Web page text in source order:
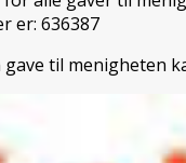
er: 636387
til menigheten